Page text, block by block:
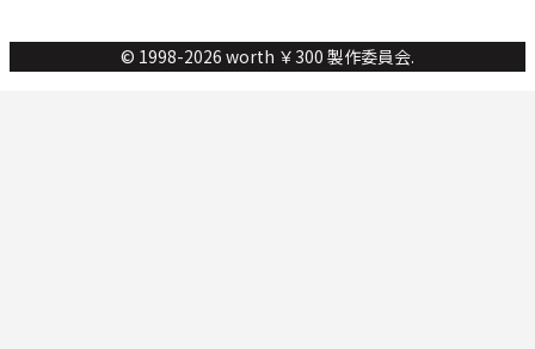
© 1998-2026 worth ￥300 製作委員会.